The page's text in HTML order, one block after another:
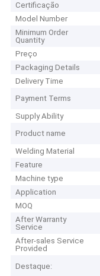
Certificação
Model Number
Minimum Order
Quantity
Preço
Packaging Details
Delivery Time
Payment Terms
Supply Ability
Product name
Welding Material
Feature
Machine type
Application
MOQ
After Warranty
Service
After-sales Service
Provided
Destaque: